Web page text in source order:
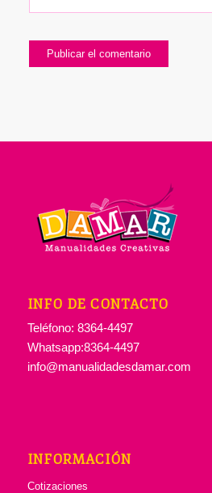
INFO DE CONTACTO
Teléfono: 8364-4497
Whatsapp:8364-4497
info@manualidadesdamar.com
INFORMACIÓN
Cotizaciones